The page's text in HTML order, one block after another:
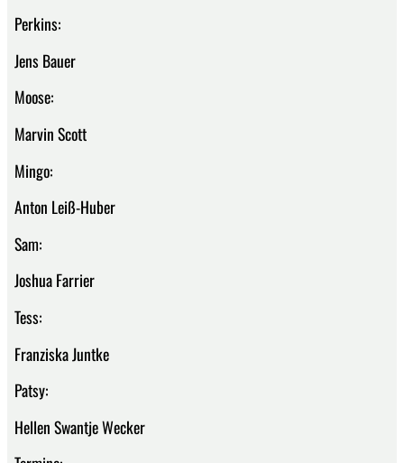
Perkins:
Jens Bauer
Moose:
Marvin Scott
Mingo:
Anton Leiß-Huber
Sam:
Joshua Farrier
Tess:
Franziska Juntke
Patsy:
Hellen Swantje Wecker